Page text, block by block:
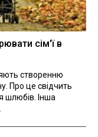
сім'ї в
створенню
Про це свідчить
шлюбів. Інша